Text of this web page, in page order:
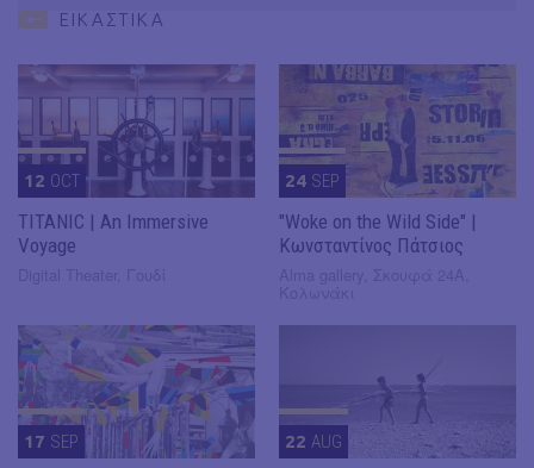
ΕΙΚΑΣΤΙΚΑ
12 OCT
TITANIC | An Immersive
Voyage
24 SEP
"Woke on the Wild Side" |
Κωνσταντίνος Πάτσιος
17 SEP 22 AUG